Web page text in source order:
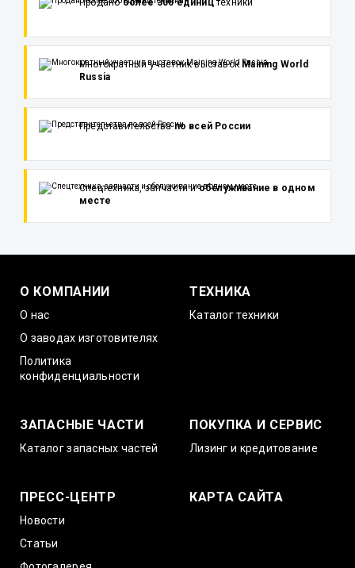
Проданоболее 300 едиництехники
Многократный участник выставок Maining World
Russia
Представительствапо всей России
Спецтехника, запчасти иобслуживание в одном
месте
О КОМПАНИИ
О нас
О заводах изготовителях
Политика
конфиденциальности
ТЕХНИКА
Каталог техники
ЗАПАСНЫЕ ЧАСТИ
Каталог запасных частей
ПОКУПКА И СЕРВИС
Лизинг и кредитование
ПРЕСС-ЦЕНТР
Новости
Статьи
КАРТА САЙТА